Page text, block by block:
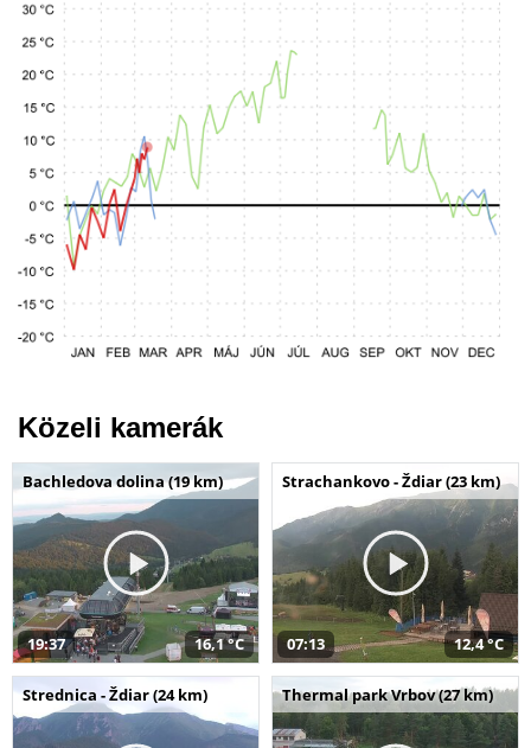
Közeli kamerák
Bachledova dolina (19 km)
19:37 16,1 °C
Strachankovo - Ždiar (23 km)
07:13 12,4 °C
Strednica - Ždiar (24 km) Thermal park Vrbov (27 km)